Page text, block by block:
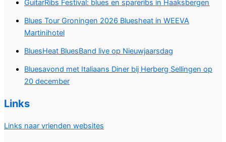
GuitarRibs Festival: blues en spareribs in Haaksbergen
Blues Tour Groningen 2026 Bluesheat in WEEVA
Martinihotel
BluesHeat BluesBand live op Nieuwjaarsdag
Bluesavond met Italiaans Diner bij Herberg Sellingen op
20 december
Links
Links naar vrienden websites